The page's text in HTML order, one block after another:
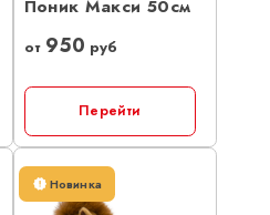
Поник Макси 50см
от 950 руб
Перейти
Новинка